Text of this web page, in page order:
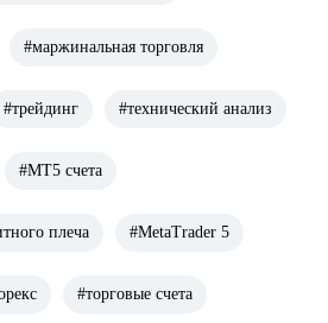
#маржинальная торговля
#трейдинг #технический анализ
#МТ5 счета
плеча #MetaTrader 5
#торговые счета